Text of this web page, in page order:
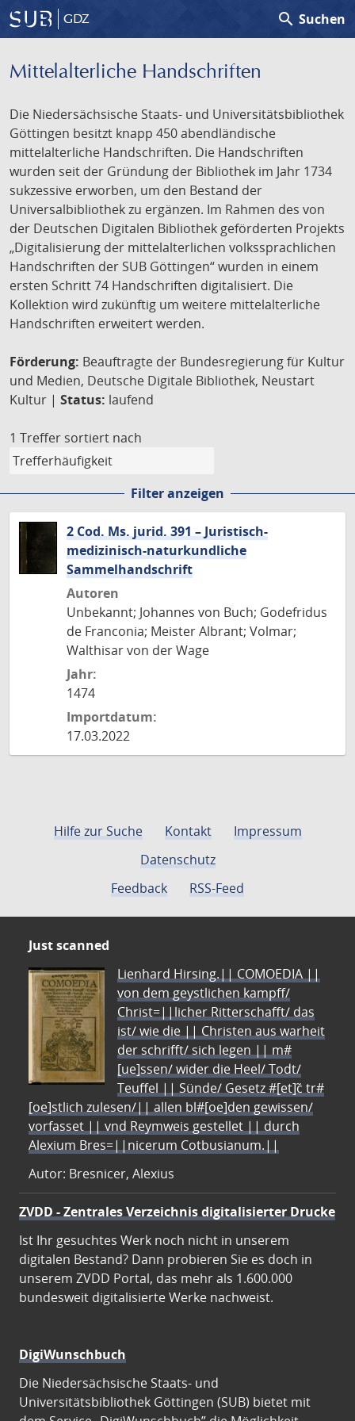
GDZ search Suchen
Mittelalterliche Handschriften
Die Niedersächsische Staats- und Universitätsbibliothek
Göttingen besitzt knapp 450 abendländische
mittelalterliche Handschriften. Die Handschriften
wurden seit der Gründung der Bibliothek im Jahr 1734
sukzessive erworben, um den Bestand der
Universalbibliothek zu ergänzen. Im Rahmen des von
der Deutschen Digitalen Bibliothek geförderten Projekts
„Digitalisierung der mittelalterlichen volkssprachlichen
Handschriften der SUB Göttingen“ wurden in einem
ersten Schritt 74 Handschriften digitalisiert. Die
Kollektion wird zukünftig um weitere mittelalterliche
Handschriften erweitert werden.
Förderung: Beauftragte der Bundesregierung für Kultur
und Medien, Deutsche Digitale Bibliothek, Neustart
Kultur | Status: laufend
1 Treffer sortiert nach
Filter anzeigen
2 Cod. Ms. jurid. 391 – Juristisch-
medizinisch-naturkundliche
Sammelhandschrift
Autoren
Unbekannt; Johannes von Buch; Godefridus
de Franconia; Meister Albrant; Volmar;
Walthisar von der Wage
Jahr:
1474
Importdatum:
17.03.2022
Hilfe zur Suche Kontakt
Impressum
Datenschutz
Feedback
RSS-Feed
Just scanned
Lienhard Hirsing.|| COMOEDIA ||
von dem geystlichen kampff/
Christ=||licher Ritterschafft/ das
ist/ wie die || Christen aus warheit
der schrifft/ sich legen || m#
[ue]ssen/ wider die Heel/ Todt/
Teuffel || Sünde/ Gesetz #[et]c̃ tr#
[oe]stlich zulesen/|| allen bl#[oe]den gewissen/
vorfasset || vnd Reymweis gestellet || durch
Alexium Bres=||nicerum Cotbusianum.||
Autor: Bresnicer, Alexius
ZVDD - Zentrales Verzeichnis digitalisierter Drucke
Ist Ihr gesuchtes Werk noch nicht in unserem
digitalen Bestand? Dann probieren Sie es doch in
unserem ZVDD Portal, das mehr als 1.600.000
bundesweit digitalisierte Werke nachweist.
DigiWunschbuch
Die Niedersächsische Staats- und
Universitätsbibliothek Göttingen (SUB) bietet mit